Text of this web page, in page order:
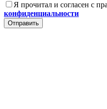
Я прочитал и согласен с
конфиденциальности
Отправить